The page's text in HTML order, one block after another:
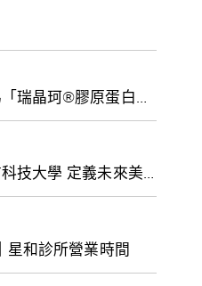
瑞晶珂®膠原蛋白植
技大學 定義未來美
學產學共育模式 串
和診所營業時間